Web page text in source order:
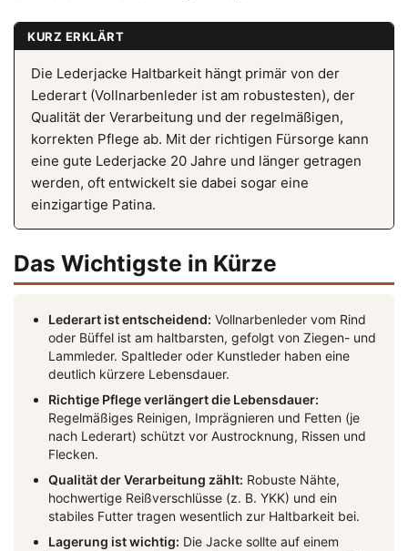
KURZ ERKLÄRT
Die Lederjacke Haltbarkeit hängt primär von der
Lederart (Vollnarbenleder ist am robustesten), der
Qualität der Verarbeitung und der regelmäßigen,
korrekten Pflege ab. Mit der richtigen Fürsorge kann
eine gute Lederjacke 20 Jahre und länger getragen
werden, oft entwickelt sie dabei sogar eine
einzigartige Patina.
Das Wichtigste in Kürze
Lederart ist entscheidend: Vollnarbenleder vom Rind
oder Büffel ist am haltbarsten, gefolgt von Ziegen- und
Lammleder. Spaltleder oder Kunstleder haben eine
deutlich kürzere Lebensdauer.
Richtige Pflege verlängert die Lebensdauer:
Regelmäßiges Reinigen, Imprägnieren und Fetten (je
nach Lederart) schützt vor Austrocknung, Rissen und
Flecken.
Qualität der Verarbeitung zählt: Robuste Nähte,
hochwertige Reißverschlüsse (z. B. YKK) und ein
stabiles Futter tragen wesentlich zur Haltbarkeit bei.
Lagerung ist wichtig: Die Jacke sollte auf einem